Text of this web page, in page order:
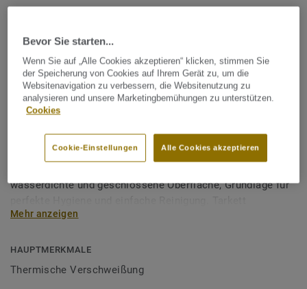
Tarkett Zubehör Komplettsortiment Schweißschnüre
Schweißschnur für PVC-Böden
- Unicoloured BEIGE WHITE
Schweißschnüre werden zur thermischen Verschweißung
wasserdichte und geschlossene Oberfläche, Grundlage für
Schweißschnüre sind erhältlich in den Varianten Uni und
Bodenbelagssortiment abgestimmt. Durch die Verwendung
von Kontrastfarben lassen sich auch besondere
Mehr anzeigen
HAUPTMERKMALE
Thermische Verschweißung
Bevor Sie starten...
Wenn Sie auf „Alle Cookies akzeptieren“ klicken, stimmen Sie
der Speicherung von Cookies auf Ihrem Gerät zu, um die
Websitenavigation zu verbessern, die Websitenutzung zu
analysieren und unsere Marketingbemühungen zu unterstützen.
Cookies
Alle Cookies akzeptieren
Cookie-Einstellungen